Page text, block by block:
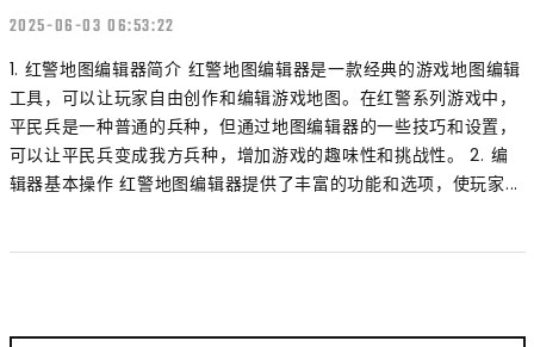
2025-06-03 06:53:22
1. 红警地图编辑器简介 红警地图编辑器是一款经典的游戏地图编辑
工具，可以让玩家自由创作和编辑游戏地图。在红警系列游戏中，
平民兵是一种普通的兵种，但通过地图编辑器的一些技巧和设置，
可以让平民兵变成我方兵种，增加游戏的趣味性和挑战性。 2. 编
辑器基本操作 红警地图编辑器提供了丰富的功能和选项，使玩家...